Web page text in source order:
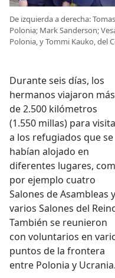
De izquierda a derecha:
Polonia; Mark Sanderson;
Polonia, y Tommi Kauko, del
Durante seis días, los
hermanos viajaron más
de 2.500 kilómetros
(1.550 millas) para
a los refugiados que se
habían alojado en
diferentes lugares,
por ejemplo cuatro
Salones de Asambleas y
varios Salones del
También se reunieron
con voluntarios en
puntos de la frontera
entre Polonia y Ucrania.